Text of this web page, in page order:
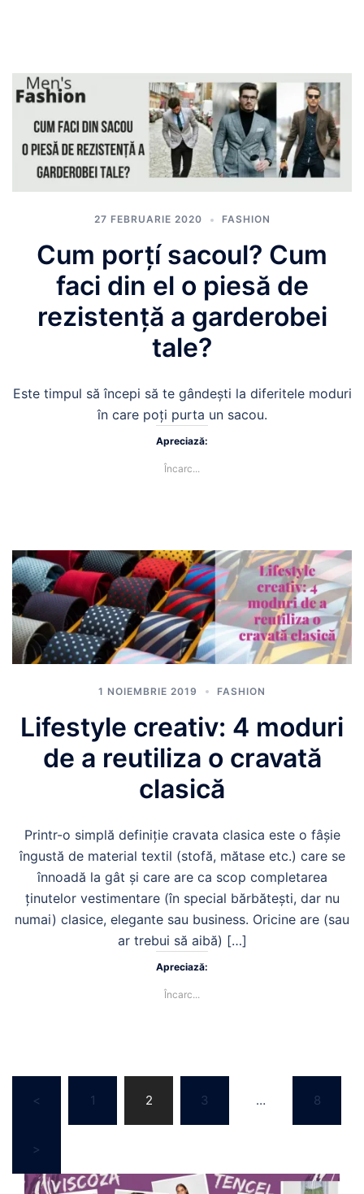
27 FEBRUARIE 2020 FASHION
Cum porțí sacoul? Cum
faci din el o piesă de
rezistență a garderobei
tale?
Este timpul să începi să te gândești la diferitele moduri
în care poți purta un sacou.
Apreciază:
Încarc...
1 NOIEMBRIE 2019 FASHION
Lifestyle creativ: 4 moduri
de a reutiliza o cravată
clasică
Printr-o simplă definiție cravata clasica este o fâșie
îngustă de material textil (stofă, mătase etc.) care se
înnoadă la gât și care are ca scop completarea
ținutelor vestimentare (în special bărbătești, dar nu
numai) clasice, elegante sau business. Oricine are (sau
ar trebui să aibă) […]
Apreciază:
Încarc...
articole
< 1 2 3 … 8
>